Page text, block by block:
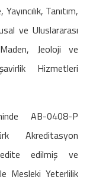
Tanıtım,
ve Uluslararası
Jeoloji ve
Hizmetleri
AB-0408-P
Akreditasyon
edilmiş ve
Mesleki Yeterlilik